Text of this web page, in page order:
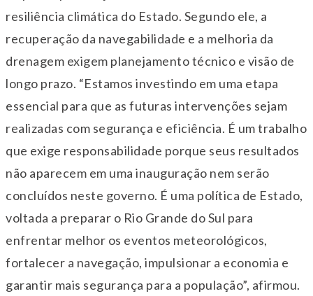
resiliência climática do Estado. Segundo ele, a
recuperação da navegabilidade e a melhoria da
drenagem exigem planejamento técnico e visão de
longo prazo. “Estamos investindo em uma etapa
essencial para que as futuras intervenções sejam
realizadas com segurança e eficiência. É um trabalho
que exige responsabilidade porque seus resultados
não aparecem em uma inauguração nem serão
concluídos neste governo. É uma política de Estado,
voltada a preparar o Rio Grande do Sul para
enfrentar melhor os eventos meteorológicos,
fortalecer a navegação, impulsionar a economia e
garantir mais segurança para a população”, afirmou.